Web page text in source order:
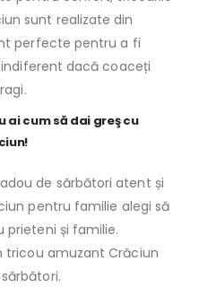
sunt realizate din
perfecte pentru a fi
dacă coaceți
ai cum să dai greş cu
de sărbători atent și
pentru familie alegi să
prieteni și familie.
tricou amuzant Crăciun